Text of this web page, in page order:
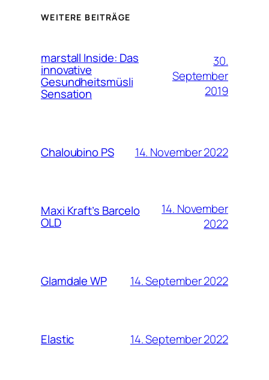
WEITERE BEITRÄGE
marstall Inside: Das
innovative
Gesundheitsmüsli
Sensation
30.
September
2019
Chaloubino PS 14. November 2022
Maxi Kraft’s Barcelo
OLD
14. November
2022
Glamdale WP 14. September 2022
Elastic 14. September 2022